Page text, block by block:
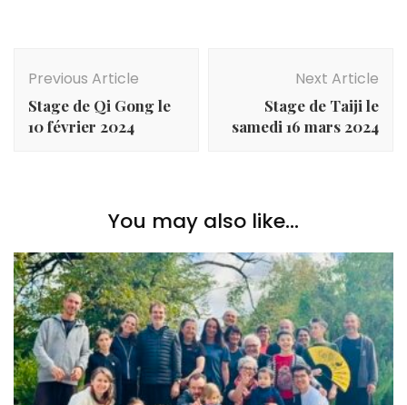
Navigation
Previous Article
Stage de Qi Gong le
10 février 2024
Next Article
Stage de Taiji le
samedi 16 mars 2024
You may also like...